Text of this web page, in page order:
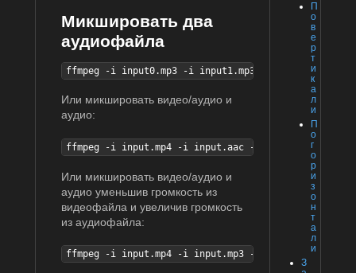
П
о
в
е
р
т
и
к
а
л
и
П
о
г
о
р
и
з
о
н
т
а
л
и
З
Микшировать два
аудиофайла
ffmpeg -i input0.mp3 -i input1.mp3 -filter_complex
Или микшировать видео/аудио и
аудио:
ffmpeg -i input.mp4 -i input.aac -filter_complex
Или микшировать видео/аудио и
аудио уменьшив громкость из
видеофайла и увеличив громкость
из аудиофайла:
ffmpeg -i input.mp4 -i input.mp3 -filter_complex